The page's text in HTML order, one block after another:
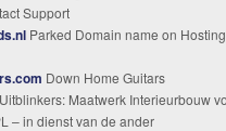
Support
Parked Domain name on Hostinger
Down Home Guitars
Uitblinkers: Maatwerk Interieurbouw voor Retail, Horeca, Woningen &
– in dienst van de ander